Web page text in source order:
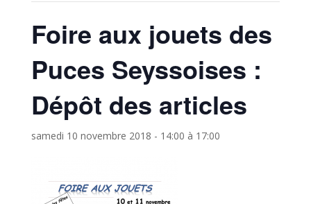
Foire aux jouets des
Puces Seyssoises :
Dépôt des articles
samedi 10 novembre 2018 - 14:00 à 17:00